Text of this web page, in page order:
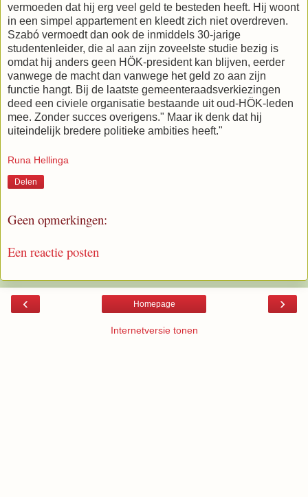
vermoeden dat hij erg veel geld te besteden heeft. Hij woont
in een simpel appartement en kleedt zich niet overdreven.
Szabó vermoedt dan ook de inmiddels 30-jarige
studentenleider, die al aan zijn zoveelste studie bezig is
omdat hij anders geen HÖK-president kan blijven, eerder
vanwege de macht dan vanwege het geld zo aan zijn
functie hangt. Bij de laatste gemeenteraadsverkiezingen
deed een civiele organisatie bestaande uit oud-HÖK-leden
mee. Zonder succes overigens." Maar ik denk dat hij
uiteindelijk bredere politieke ambities heeft."
Runa Hellinga
Delen
Geen opmerkingen:
Een reactie posten
‹ ›
Homepage
Internetversie tonen